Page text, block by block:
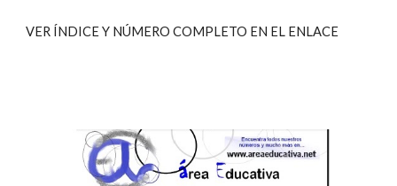
VER ÍNDICE Y NÚMERO COMPLETO EN EL ENLACE